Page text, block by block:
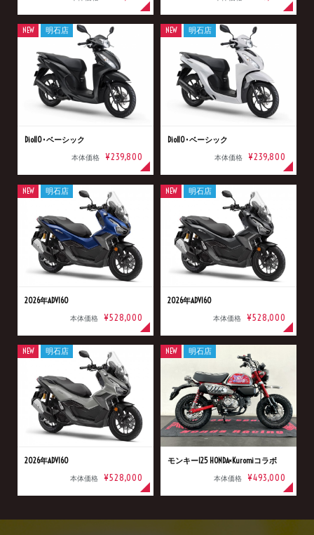
Dio110･ベーシック
本体価格 ¥239,800
NEW 明石店
Dio110･ベーシック
本体価格 ¥239,800
NEW 明石店
2026年ADV160
本体価格 ¥528,000
NEW 明石店
2026年ADV160
本体価格 ¥528,000
NEW 明石店
2026年ADV160
本体価格 ¥528,000
NEW 明石店
モンキー125 HONDA×Kuromiコラボ
本体価格 ¥493,000
NEW 明石店